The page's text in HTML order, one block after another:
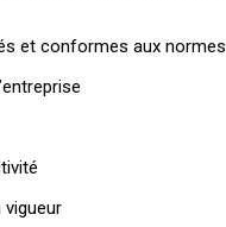
et conformes aux normes